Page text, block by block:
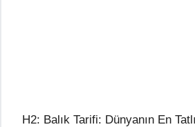
H2: Balık Tarifi: Dünyanın En